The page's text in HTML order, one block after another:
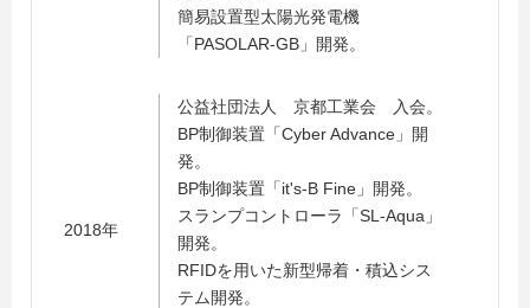
簡易設置型太陽光発電機
「PASOLAR-GB」開発。
2018年
公益社団法人 京都工業会 入会。
BP制御装置「Cyber Advance」開
発。
BP制御装置「it's-B Fine」開発。
スランプコントローラ「SL-Aqua」
開発。
RFIDを用いた新型帰着・積込シス
テム開発。